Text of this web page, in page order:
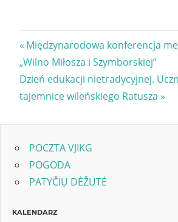
Nawigacja
wpisu
Previous
Post:
Międzynarodowa konferencja
„Wilno Miłosza i Szymborskiej”
Next
Post:
Dzień edukacji nietradycyjnej.
tajemnice wileńskiego Ratusza
POCZTA VJIKG
POGODA
PATYČIŲ DĖŽUTĖ